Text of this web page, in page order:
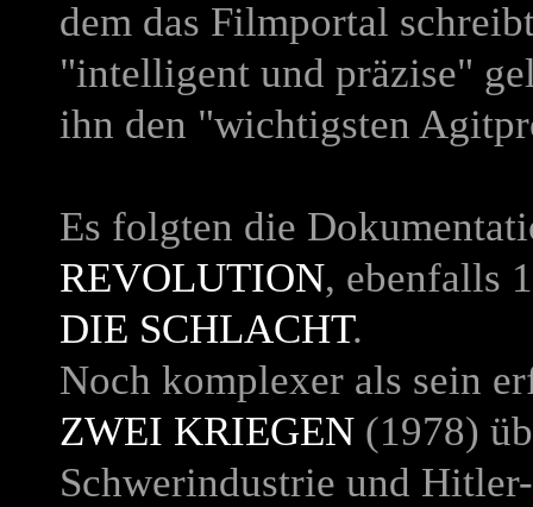
dem das Filmportal
"intelligent und präzise"
ihn den "wichtigsten
Es folgten die
REVOLUTION, ebenfalls
DIE SCHLACHT.
Noch komplexer als sein
ZWEI KRIEGEN (1978)
Schwerindustrie und